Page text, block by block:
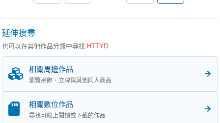
延伸搜尋
也可以在其他作品分類中尋找 HTTYD
相關周邊作品
瀏覽吊飾、立牌與其他同人商品
相關數位作品
尋找可線上閱讀或下載的作品